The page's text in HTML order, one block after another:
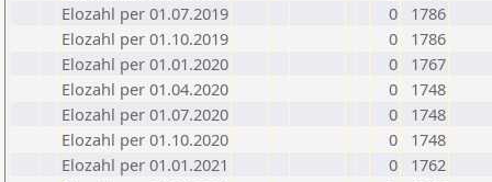
Elozahl per 01.07.2019
0
1786
Elozahl per 01.10.2019
0
1786
Elozahl per 01.01.2020
0
1767
Elozahl per 01.04.2020
0
1748
Elozahl per 01.07.2020
0
1748
Elozahl per 01.10.2020
0
1748
Elozahl per 01.01.2021
0
1762